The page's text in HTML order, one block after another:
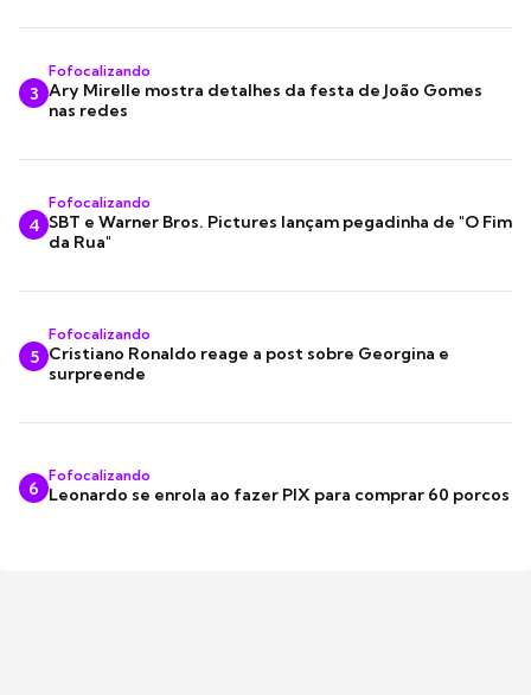
3
Fofocalizando
Ary Mirelle mostra detalhes da festa de João Gomes
nas redes
4
Fofocalizando
SBT e Warner Bros. Pictures lançam pegadinha de "O Fim
da Rua"
5
Fofocalizando
Cristiano Ronaldo reage a post sobre Georgina e
surpreende
6
Fofocalizando
Leonardo se enrola ao fazer PIX para comprar 60 porcos